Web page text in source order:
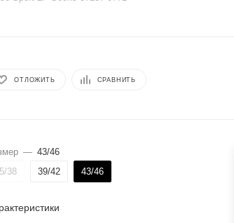
ОТЛОЖИТЬ СРАВНИТЬ
— 43/46
38
39/42 43/46